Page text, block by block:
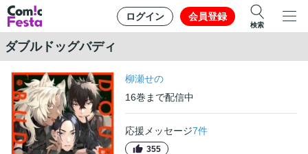
ログイン 会員登録
検索
ダブルドッグバディ
柳瀬せの
16巻 まで配信中
応援メッセージ7件
355